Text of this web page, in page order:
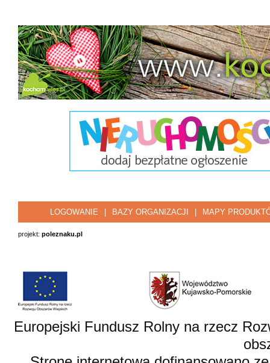
LOGOWANIE BAZY ORGANIZACJI MAPY
projekt: poleznaku.pl
Europejski Fundusz Rolny na rzecz